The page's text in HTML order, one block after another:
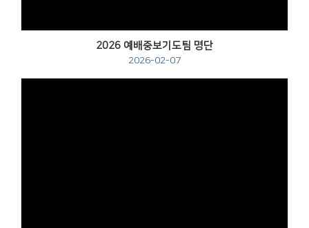
2026 예배중보기도팀 명단
2026-02-07